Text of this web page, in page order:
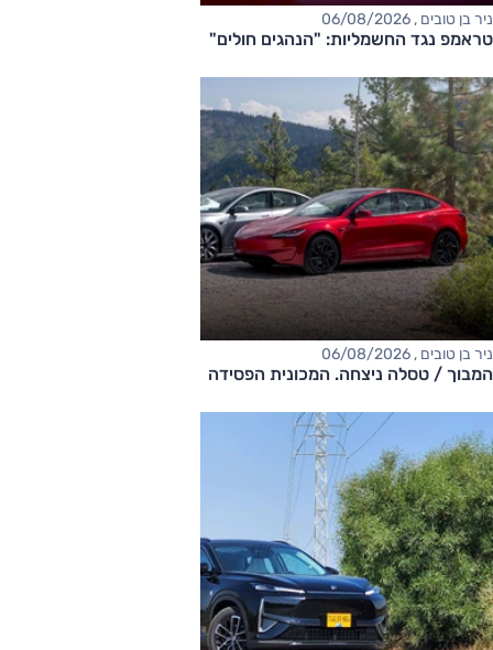
ניר בן טובים , 06/08/2026
טראמפ נגד החשמליות: "הנהגים חולים"
ניר בן טובים , 06/08/2026
המבוך / טסלה ניצחה. המכונית הפסידה